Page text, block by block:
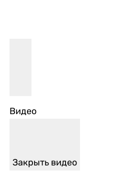
Видео
Закрыть видео